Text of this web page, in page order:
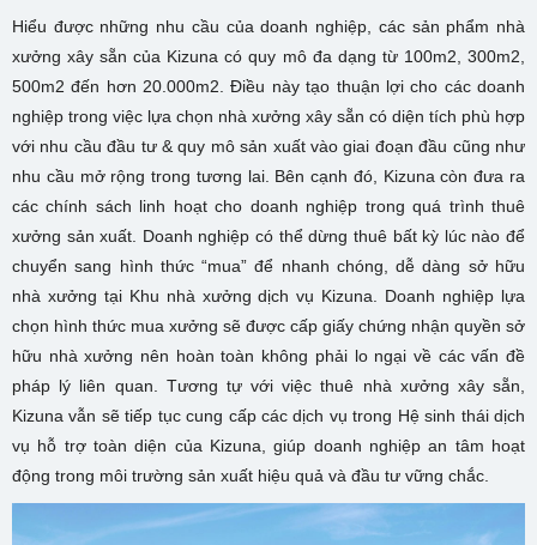
Hiểu được những nhu cầu của doanh nghiệp, các sản phẩm nhà
xưởng xây sẵn của Kizuna có quy mô đa dạng từ 100m2, 300m2,
500m2 đến hơn 20.000m2. Điều này tạo thuận lợi cho các doanh
nghiệp trong việc lựa chọn nhà xưởng xây sẵn có diện tích phù hợp
với nhu cầu đầu tư & quy mô sản xuất vào giai đoạn đầu cũng như
nhu cầu mở rộng trong tương lai. Bên cạnh đó, Kizuna còn đưa ra
các chính sách linh hoạt cho doanh nghiệp trong quá trình thuê
xưởng sản xuất. Doanh nghiệp có thể dừng thuê bất kỳ lúc nào để
chuyển sang hình thức “mua” để nhanh chóng, dễ dàng sở hữu
nhà xưởng tại Khu nhà xưởng dịch vụ Kizuna. Doanh nghiệp lựa
chọn hình thức mua xưởng sẽ được cấp giấy chứng nhận quyền sở
hữu nhà xưởng nên hoàn toàn không phải lo ngại về các vấn đề
pháp lý liên quan. Tương tự với việc thuê nhà xưởng xây sẵn,
Kizuna vẫn sẽ tiếp tục cung cấp các dịch vụ trong Hệ sinh thái dịch
vụ hỗ trợ toàn diện của Kizuna, giúp doanh nghiệp an tâm hoạt
động trong môi trường sản xuất hiệu quả và đầu tư vững chắc.